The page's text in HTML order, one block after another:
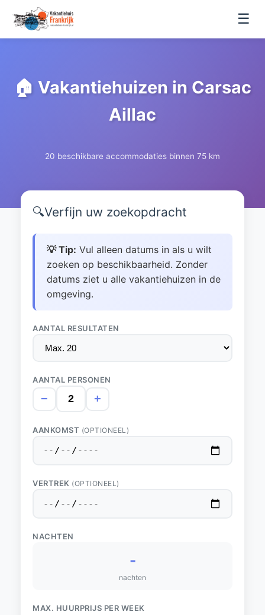
☰
🏠 Vakantiehuizen in Carsac
Aillac
20 beschikbare accommodaties binnen 75 km
🔍Verfijn uw zoekopdracht
💡 Tip: Vul alleen datums in als u wilt
zoeken op beschikbaarheid. Zonder
datums ziet u alle vakantiehuizen in de
omgeving.
AANTAL RESULTATEN
AANTAL PERSONEN
− +
AANKOMST (OPTIONEEL)
VERTREK (OPTIONEEL)
NACHTEN
-
nachten
MAX. HUURPRIJS PER WEEK